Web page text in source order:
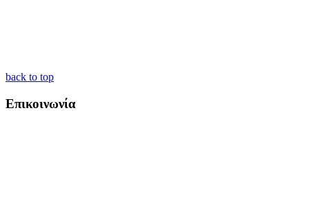
back to top
Επικοινωνία